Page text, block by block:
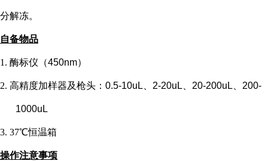
分解冻。
自备物品
1. 酶标仪（450nm）
2. 高精度加样器及枪头： 0.5-10uL、2-20uL、20-200uL、200-
1000uL
3. 37℃恒温箱
操作注意事项